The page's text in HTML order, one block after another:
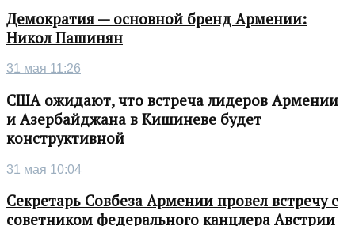
Демократия — основной бренд Армении:
Никол Пашинян
31 мая 11:26
США ожидают, что встреча лидеров Армении
и Азербайджана в Кишиневе будет
конструктивной
31 мая 10:04
Секретарь Совбеза Армении провел встречу с
советником федерального канцлера Австрии